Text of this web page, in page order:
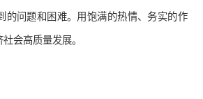
的问题和困难。用饱满的热情、务实的作
会高质量发展。